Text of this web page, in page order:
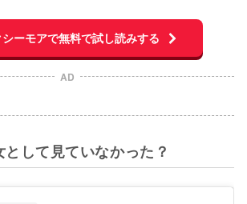
ーモアで無料で試し読みする
AD
して見ていなかった？